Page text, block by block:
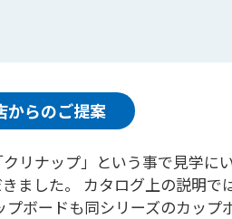
からのご提案
リナップ」という事で見学に
ました。 カタログ上の説明
プボードも同シリーズのカッ